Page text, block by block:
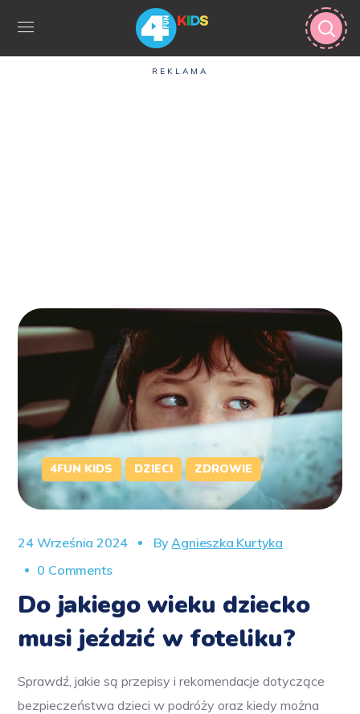
REKLAMA
4FUN KIDS DZIECI ZDROWIE
24 Września 2024 ByAgnieszka Kurtyka
0 Comments
Do jakiego wieku dziecko
musi jeździć w foteliku?
Sprawdź, jakie są przepisy i rekomendacje dotyczące
bezpieczeństwa dzieci w podróży oraz kiedy można